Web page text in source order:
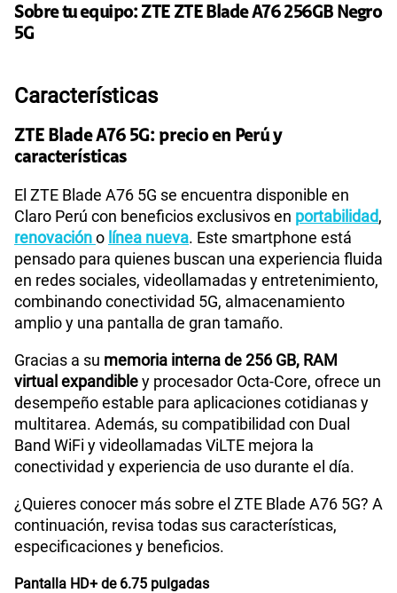
Paga solo
S/ 95.90 S/47.95
Paga solo
Paga solo
175GBen alta velocidad
S/ 79.95
50% dto. x 12 meses
185GB en alta velocidad
S/ 189.90 S/
Paga solo
200GB en alta velocidad
S/144.95
50% dto. x 12 meses
Ver menos planes
Sobre tu equipo: ZTE ZTE Blade A76 256GB Negro
5G
Características
ZTE Blade A76 5G: precio en Perú y
características
El ZTE Blade A76 5G se encuentra disponible en
Claro Perú con beneficios exclusivos en portabilidad,
renovacióno línea nueva. Este smartphone está
pensado para quienes buscan una experiencia fluida
en redes sociales, videollamadas y entretenimiento,
combinando conectividad 5G, almacenamiento
amplio y una pantalla de gran tamaño.
Gracias a su memoria interna de 256 GB, RAM
virtual expandibley procesador Octa-Core, ofrece un
desempeño estable para aplicaciones cotidianas y
multitarea. Además, su compatibilidad con Dual
Band WiFi y videollamadas ViLTE mejora la
conectividad y experiencia de uso durante el día.
¿Quieres conocer más sobre el ZTE Blade A76 5G? A
continuación, revisa todas sus características,
especificaciones y beneficios.
Pantalla HD+ de 6.75 pulgadas